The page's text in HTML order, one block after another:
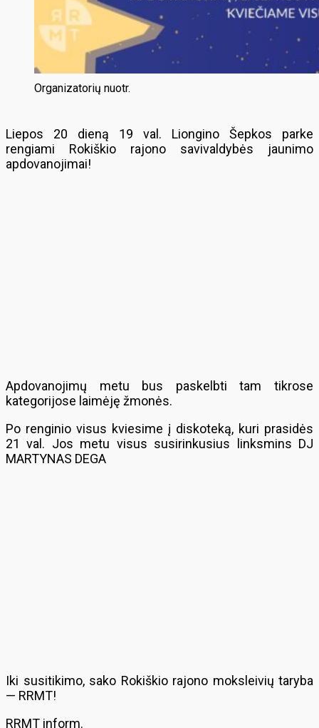
Organizatorių nuotr.
Liepos 20 dieną 19 val. Liongino Šepkos parke
rengiami Rokiškio rajono savivaldybės jaunimo
apdovanojimai!
Apdovanojimų metu bus paskelbti tam tikrose
kategorijose laimėję žmonės.
Po renginio visus kviesime į diskoteką, kuri prasidės
21 val. Jos metu visus susirinkusius linksmins DJ
MARTYNAS DEGA
Iki susitikimo, sako Rokiškio rajono moksleivių taryba
— RRMT!
RRMT inform.